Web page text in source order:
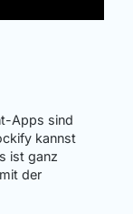
Apps sind
kannst
ist ganz
der